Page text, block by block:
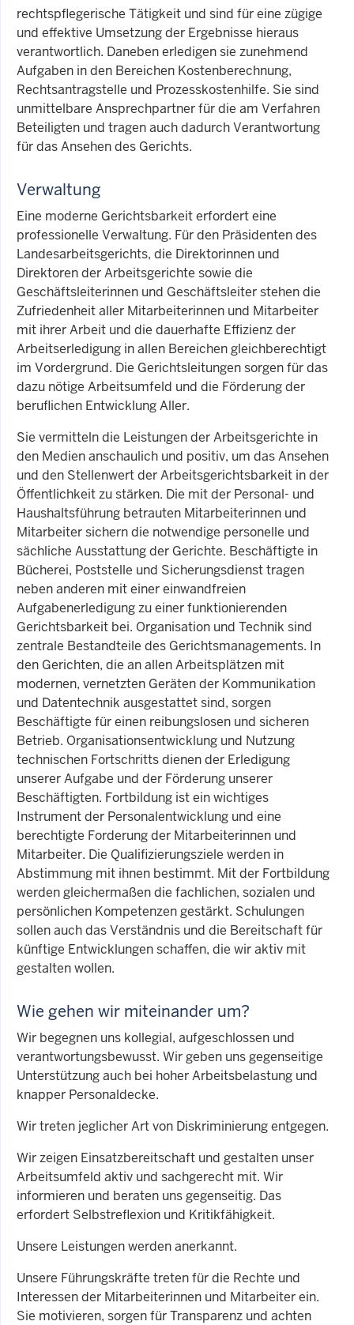
rechtspflegerische Tätigkeit und sind für eine zügige
und effektive Umsetzung der Ergebnisse hieraus
verantwortlich. Daneben erledigen sie zunehmend
Aufgaben in den Bereichen Kostenberechnung,
Rechtsantragstelle und Prozesskostenhilfe. Sie sind
unmittelbare Ansprechpartner für die am Verfahren
Beteiligten und tragen auch dadurch Verantwortung
für das Ansehen des Gerichts.
Verwaltung
Eine moderne Gerichtsbarkeit erfordert eine
professionelle Verwaltung. Für den Präsidenten des
Landesarbeitsgerichts, die Direktorinnen und
Direktoren der Arbeitsgerichte sowie die
Geschäftsleiterinnen und Geschäftsleiter stehen die
Zufriedenheit aller Mitarbeiterinnen und Mitarbeiter
mit ihrer Arbeit und die dauerhafte Effizienz der
Arbeitserledigung in allen Bereichen gleichberechtigt
im Vordergrund. Die Gerichtsleitungen sorgen für das
dazu nötige Arbeitsumfeld und die Förderung der
beruflichen Entwicklung Aller.
Sie vermitteln die Leistungen der Arbeitsgerichte in
den Medien anschaulich und positiv, um das Ansehen
und den Stellenwert der Arbeitsgerichtsbarkeit in der
Öffentlichkeit zu stärken. Die mit der Personal- und
Haushaltsführung betrauten Mitarbeiterinnen und
Mitarbeiter sichern die notwendige personelle und
sächliche Ausstattung der Gerichte. Beschäftigte in
Bücherei, Poststelle und Sicherungsdienst tragen
neben anderen mit einer einwandfreien
Aufgabenerledigung zu einer funktionierenden
Gerichtsbarkeit bei. Organisation und Technik sind
zentrale Bestandteile des Gerichtsmanagements. In
den Gerichten, die an allen Arbeitsplätzen mit
modernen, vernetzten Geräten der Kommunikation
und Datentechnik ausgestattet sind, sorgen
Beschäftigte für einen reibungslosen und sicheren
Betrieb. Organisationsentwicklung und Nutzung
technischen Fortschritts dienen der Erledigung
unserer Aufgabe und der Förderung unserer
Beschäftigten. Fortbildung ist ein wichtiges
Instrument der Personalentwicklung und eine
berechtigte Forderung der Mitarbeiterinnen und
Mitarbeiter. Die Qualifizierungsziele werden in
Abstimmung mit ihnen bestimmt. Mit der Fortbildung
werden gleichermaßen die fachlichen, sozialen und
persönlichen Kompetenzen gestärkt. Schulungen
sollen auch das Verständnis und die Bereitschaft für
künftige Entwicklungen schaffen, die wir aktiv mit
gestalten wollen.
Wie gehen wir miteinander um?
Wir begegnen uns kollegial, aufgeschlossen und
verantwortungsbewusst. Wir geben uns gegenseitige
Unterstützung auch bei hoher Arbeitsbelastung und
knapper Personaldecke.
Wir treten jeglicher Art von Diskriminierung entgegen.
Wir zeigen Einsatzbereitschaft und gestalten unser
Arbeitsumfeld aktiv und sachgerecht mit. Wir
informieren und beraten uns gegenseitig. Das
erfordert Selbstreflexion und Kritikfähigkeit.
Unsere Leistungen werden anerkannt.
Unsere Führungskräfte treten für die Rechte und
Interessen der Mitarbeiterinnen und Mitarbeiter ein.
Sie motivieren, sorgen für Transparenz und achten